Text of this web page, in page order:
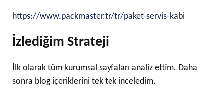
https://www.packmaster.tr/tr/paket-servis-kabi
İzlediğim Strateji
İlk olarak tüm kurumsal sayfaları analiz ettim. Daha
sonra blog içeriklerini tek tek inceledim.